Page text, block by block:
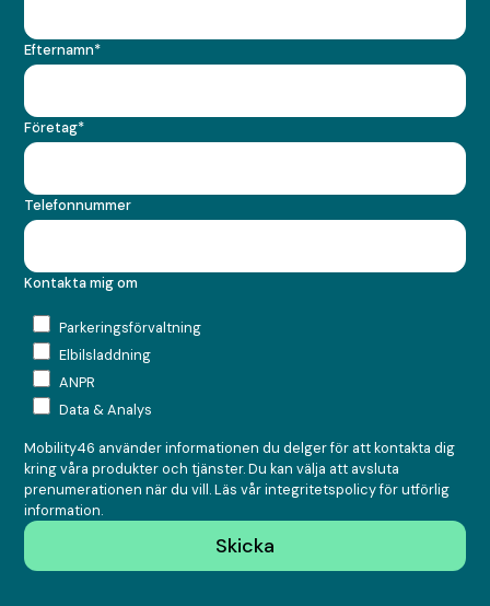
Efternamn*
Företag*
Telefonnummer
Kontakta mig om
Parkeringsförvaltning
Elbilsladdning
ANPR
Data & Analys
Mobility46 använder informationen du delger för att kontakta dig
kring våra produkter och tjänster. Du kan välja att avsluta
prenumerationen när du vill. Läs vårintegritetspolicyför utförlig
information.